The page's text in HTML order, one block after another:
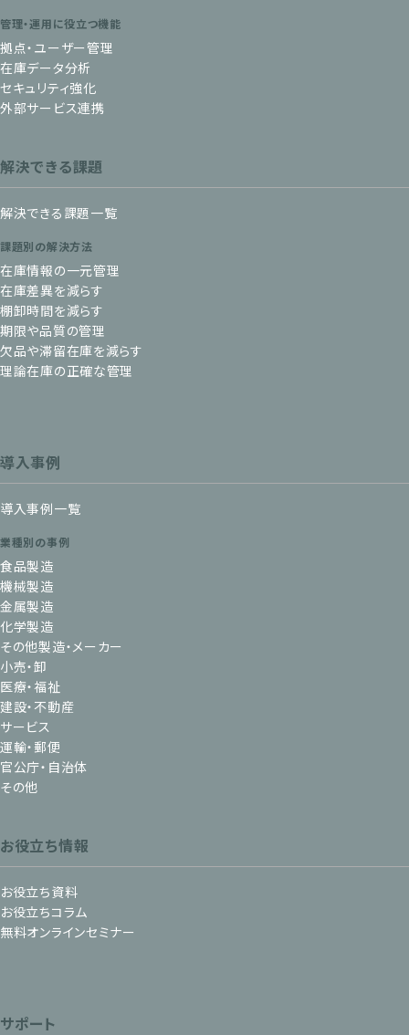
管理・運用に役立つ機能
拠点・ユーザー管理
在庫データ分析
セキュリティ強化
外部サービス連携
解決できる課題
解決できる課題一覧
課題別の解決方法
在庫情報の一元管理
在庫差異を減らす
棚卸時間を減らす
期限や品質の管理
欠品や滞留在庫を減らす
理論在庫の正確な管理
導入事例
導入事例一覧
業種別の事例
食品製造
機械製造
金属製造
化学製造
その他製造・メーカー
小売・卸
医療・福祉
建設・不動産
サービス
運輸・郵便
官公庁・自治体
その他
お役立ち情報
お役立ち資料
お役立ちコラム
無料オンラインセミナー
サポート